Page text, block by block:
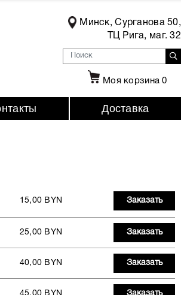
Минск, Сурганова 50,
ТЦ Рига, маг. 32
Моя корзина0
Доставка
15,00 BYN Заказать
25,00 BYN Заказать
40,00 BYN Заказать